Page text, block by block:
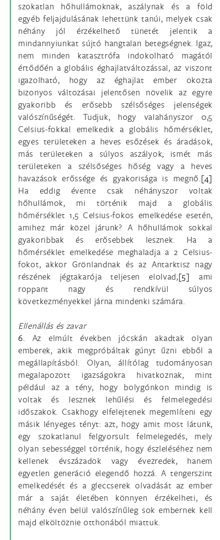
szokatlan hőhullámoknak, aszálynak és a föld
egyéb feljajdulásának lehettünk tanúi, melyek csak
néhány jól érzékelhető tünetét jelentik a
mindannyiunkat sújtó hangtalan betegségnek. Igaz,
nem minden katasztrófa indokolható magától
értődőén a globális éghajlatváltozással, az viszont
igazolható, hogy az éghajlat ember okozta
bizonyos változásai jelentősen növelik az egyre
gyakoribb és erősebb szélsőséges jelenségek
valószínűségét. Tudjuk, hogy valahányszor 0,5
Celsius-fokkal emelkedik a globális hőmérséklet,
egyes területeken a heves esőzések és áradások,
más területeken a súlyos aszályok, ismét más
területeken a szélsőséges hőség vagy a heves
havazások erőssége és gyakorisága is megnő.[4]
Ha eddig évente csak néhányszor voltak
hőhullámok, mi történik majd a globális
hőmérséklet 1,5 Celsius-fokos emelkedése esetén,
amihez már közel járunk? A hőhullámok sokkal
gyakoribbak és erősebbek lesznek. Ha a
hőmérséklet emelkedése meghaladja a 2 Celsius-
fokot, akkor Grönlandnak és az Antarktisz nagy
részének jégtakarója teljesen elolvad,[5] ami
roppant nagy és rendkívül súlyos
következményekkel járna mindenki számára.
Ellenállás és zavar
6. Az elmúlt években jócskán akadtak olyan
emberek, akik megpróbáltak gúnyt űzni ebből a
megállapításból. Olyan, állítólag tudományosan
megalapozott igazságokra hivatkoznak, mint
például az a tény, hogy bolygónkon mindig is
voltak és lesznek lehűlési és felmelegedési
időszakok. Csakhogy elfelejtenek megemlíteni egy
másik lényeges tényt: azt, hogy amit most látunk,
egy szokatlanul felgyorsult felmelegedés, mely
olyan sebességgel történik, hogy észleléséhez nem
kellenek évszázadok vagy évezredek, hanem
egyetlen generáció elegendő hozzá. A tengerszint
emelkedését és a gleccserek olvadását az ember
már a saját életében könnyen érzékelheti, és
néhány éven belül valószínűleg sok embernek kell
majd elköltöznie otthonából miattuk.